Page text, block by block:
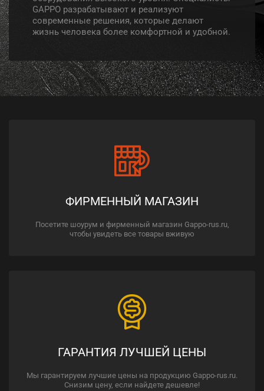
GAPPO разрабатывают и реализуют
современные решения, которые делают
жизнь человека более комфортной и удобной.
ФИРМЕННЫЙ МАГАЗИН
Посетите шоурум и фирменный магазин Gappo-rus.ru,
чтобы увидеть все товары вживую
ГАРАНТИЯ ЛУЧШЕЙ ЦЕНЫ
Мы гарантируем лучшие цены на продукцию Gappo-rus.ru.
Снизим цену, если найдете дешевле!